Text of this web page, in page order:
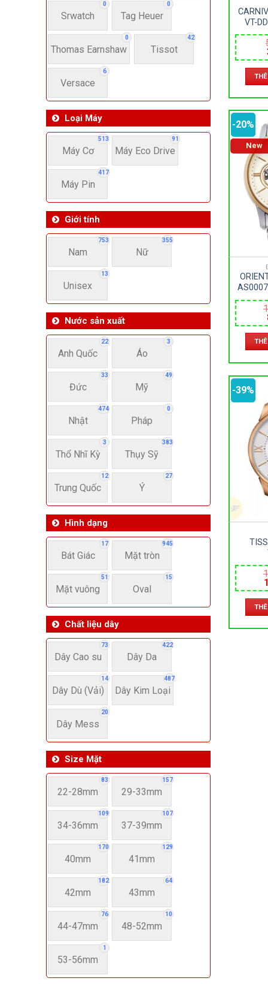
0
Srwatch
0
Tag Heuer
0
Thomas Earnshaw
42
Tissot
6
Versace
Loại Máy
513
Máy Cơ
91
Máy Eco Drive
417
Máy Pin
Giới tính
753
Nam
355
Nữ
13
Unisex
Nước sản xuất
22
Anh Quốc
3
Áo
33
Đức
49
Mỹ
474
Nhật
0
Pháp
3
Thổ Nhĩ Kỳ
383
Thụy Sỹ
12
Trung Quốc
27
Ý
Hình dạng
17
Bát Giác
945
Mặt tròn
51
Mặt vuông
15
Oval
Chất liệu dây
73
Dây Cao su
422
Dây Da
14
Dây Dù (Vải)
487
Dây Kim Loại
20
Dây Mess
Size Mặt
83
22-28mm
157
29-33mm
109
34-36mm
107
37-39mm
170
40mm
129
41mm
182
42mm
64
43mm
76
44-47mm
10
48-52mm
1
53-56mm
VT-
-20%
New
–
-39%
–
DA –